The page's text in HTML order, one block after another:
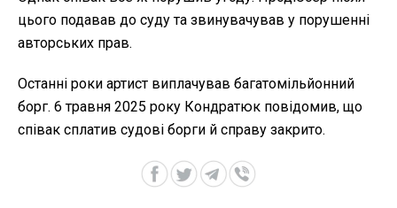
цього подавав до суду та звинувачував у порушенні
авторських прав.
Останні роки артист виплачував багатомільйонний
борг. 6 травня 2025 року Кондратюк повідомив, що
співак сплатив судові борги й справу закрито.